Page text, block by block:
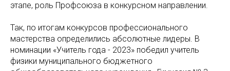
этапе, роль Профсоюза в конкурсном направлении.
Так, по итогам конкурсов профессионального
мастерства определились абсолютные лидеры. В
номинации «Учитель года - 2023» победил учитель
физики муниципального бюджетного